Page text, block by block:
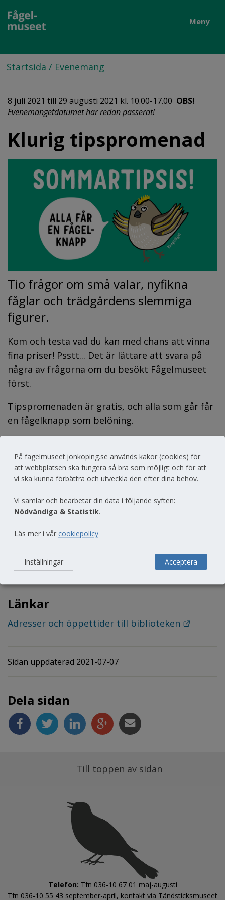
Meny
Startsida / Evenemang
8 juli 2021 till 29 augusti 2021 kl. 10.00-17.00 OBS!
Evenemangetdatumet har redan passerat!
Klurig tipspromenad
Tio frågor om små valar, nyfikna
fåglar och trädgårdens slemmiga
figurer.
Kom och testa vad du kan med chans att vinna
fina priser! Psstt... Det är lättare att svara på
några av frågorna om du besökt Fågelmuseet
först.
Tipspromenaden är gratis, och alla som går får
en fågelknapp som belöning.
Jönköpings kommun finns under sommarlovet
en annan variant av Fågelmuseets
naturens mästerbajsare, dinosauriers
släktingar och stora djur som äter små saker.
Rätt svar på frågorna och namnen på vinnarna
Fågelmuseets, och biblioteken i Jönköpings
Länkar
Adresser och öppettider till biblioteken Länk
Sidan uppdaterad 2021-07-07
Dela sidan
Till toppen av sidan
Telefon: Tfn 036-10 67 01 maj-augusti
Tfn 036-10 55 43 september-april, kontakt via Tändsticksmuseet
På fagelmuseet.jonkoping.se används kakor (cookies) för
att webbplatsen ska fungera så bra som möjligt och för att
vi ska kunna förbättra och utveckla den efter dina behov.
Vi samlar och bearbetar din data i följande syften:
Nödvändiga & Statistik.
Läs mer i vår cookiepolicy
Inställningar Acceptera